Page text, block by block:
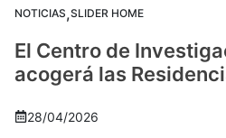
NOTICIAS,SLIDER HOME
El Centro de
acogerá las
28/04/2026